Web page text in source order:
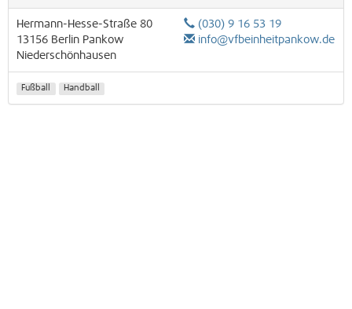
Hermann-Hesse-Straße 80
13156 Berlin Pankow
Niederschönhausen
(030) 9 16 53 19
info@vfbeinheitpankow.de
Fußball Handball